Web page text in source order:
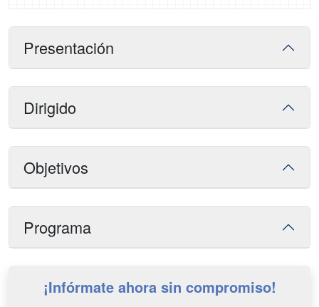
Presentación
Dirigido
Objetivos
Programa
¡Infórmate ahora sin compromiso!